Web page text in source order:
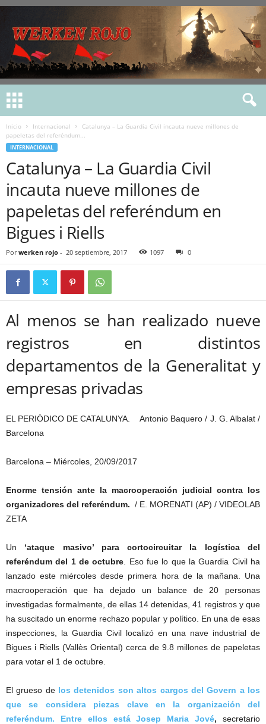
Inicio Internacional
Catalunya – La Guardia Civil incauta nueve millones de
papeletas del referéndum...
INTERNACIONAL
Catalunya – La Guardia Civil
incauta nueve millones de
papeletas del referéndum en
Bigues i Riells
Por werken rojo - 20 septiembre, 2017 1097 0
Al menos se han realizado nueve
registros en distintos
departamentos de la Generalitat y
empresas privadas
EL PERIÓDICO DE CATALUNYA. Antonio Baquero / J. G. Albalat /
Barcelona
Barcelona – Miércoles, 20/09/2017
Enorme tensión ante la macrooperación judicial contra los
organizadores del referéndum. / E. MORENATI (AP) / VIDEOLAB
ZETA
Un ‘ataque masivo’ para cortocircuitar la logística del
referéndum del 1 de octubre . Eso fue lo que la Guardia Civil ha
lanzado este miércoles desde primera hora de la mañana. Una
macrooperación que ha dejado un balance de 20 personas
investigadas formalmente, de ellas 14 detenidas, 41 registros y que
ha suscitado un enorme rechazo popular y político. En una de esas
inspecciones, la Guardia Civil localizó en una nave industrial de
Bigues i Riells (Vallès Oriental) cerca de 9.8 millones de papeletas
para votar el 1 de octubre.
El grueso de los detenidos son altos cargos del Govern a los
que se considera piezas clave en la organización del
referéndum. Entre ellos está Josep Maria Jové,secretario